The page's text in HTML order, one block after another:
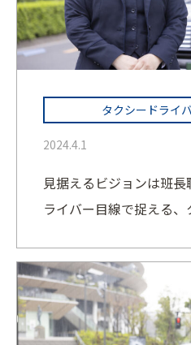
タクシードライ
2024.4.1
見据えるビジョンは班
ライバー目線で捉える、